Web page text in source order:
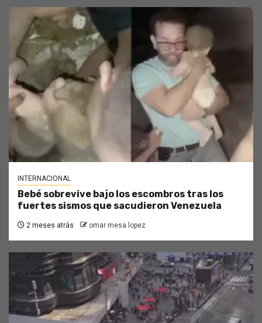
INTERNACIONAL
Bebé sobrevive bajo los escombros tras los
fuertes sismos que sacudieron Venezuela
2 meses atrás omar mesa lopez